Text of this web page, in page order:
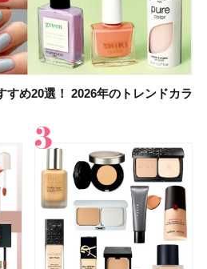
すめ20選！ 2026年のトレンドカラ
の「ブライトニング」11選！ スキ
すめ20選！ 2026年のトレンドカラ
ランス」ランキングTOP5！＜美
「万能ねぎ塩だれ」の作り方＆ア
めの髪型30選！ 若く見える・手
選】コスメ・スキンケア・ヘアケ
ーデュオ 01 ピンクベージュ」レビ